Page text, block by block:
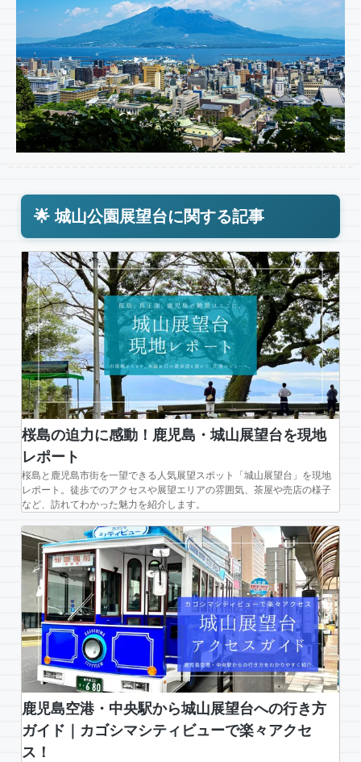
🌟 城山公園展望台に関する記事
桜島の迫力に感動！鹿児島・城山展望台を現地
レポート
桜島と鹿児島市街を一望できる人気展望スポット「城山展望台」を現地
レポート。徒歩でのアクセスや展望エリアの雰囲気、茶屋や売店の様子
など、訪れてわかった魅力を紹介します。
鹿児島空港・中央駅から城山展望台への行き方
ガイド｜カゴシマシティビューで楽々アクセ
ス！